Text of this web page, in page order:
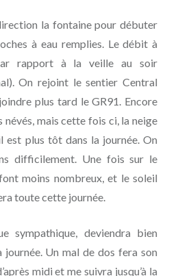
la fontaine pour débuter
à eau remplies. Le débit à
rapport à la veille au soir
On rejoint le sentier Central
plus tard le GR91. Encore
névés, mais cette fois ci, la neige
est plus tôt dans la journée. On
difficilement. Une fois sur le
moins nombreux, et le soleil
toute cette journée.
sympathique, deviendra bien
Un mal de dos fera son
midi et me suivra jusqu’à la